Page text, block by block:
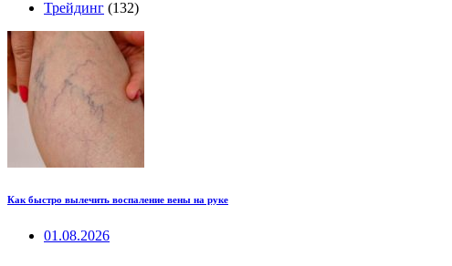
Трейдинг (132)
Как быстро вылечить воспаление вены на руке
01.08.2026